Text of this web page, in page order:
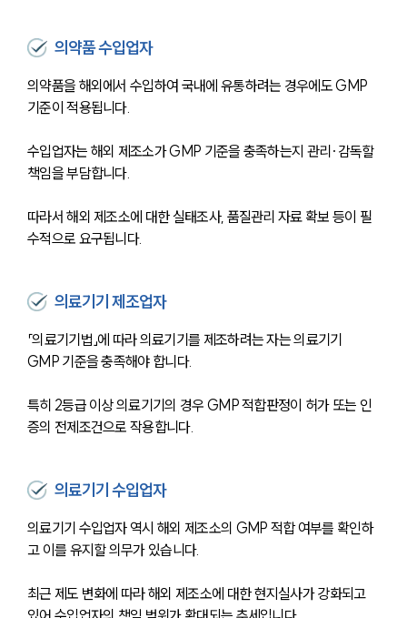
의약품 수입업자
의약품을 해외에서 수입하여 국내에 유통하려는 경우에도 GMP
기준이 적용됩니다.
수입업자는 해외 제조소가 GMP 기준을 충족하는지 관리·감독할
책임을 부담합니다.
따라서 해외 제조소에 대한 실태조사, 품질관리 자료 확보 등이 필
수적으로 요구됩니다.
의료기기 제조업자
「의료기기법」에 따라 의료기기를 제조하려는 자는 의료기기
GMP 기준을 충족해야 합니다.
특히 2등급 이상 의료기기의 경우 GMP 적합판정이 허가 또는 인
증의 전제조건으로 작용합니다.
의료기기 수입업자
의료기기 수입업자 역시 해외 제조소의 GMP 적합 여부를 확인하
고 이를 유지할 의무가 있습니다.
최근 제도 변화에 따라 해외 제조소에 대한 현지실사가 강화되고